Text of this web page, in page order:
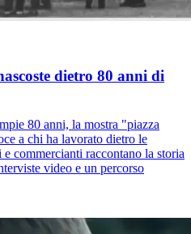
dietro 80 anni di
80 anni, la mostra "piazza
a chi ha lavorato dietro le
commercianti raccontano la storia
video e un percorso